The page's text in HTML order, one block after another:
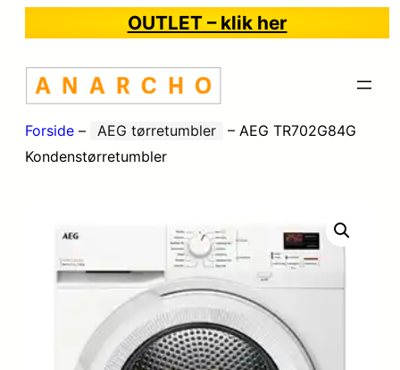
OUTLET – klik her
Forside – AEG tørretumbler – AEG TR702G84G
Kondenstørretumbler